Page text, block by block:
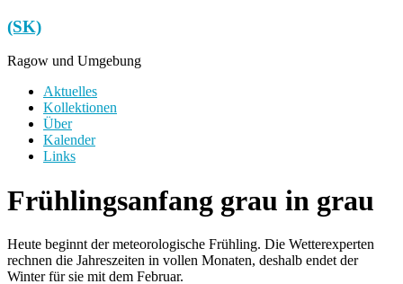
Zum
Inhalt
springen
(SK)
Ragow und Umgebung
Menü
Aktuelles
Kollektionen
Über
Kalender
Links
Frühlingsanfang grau in grau
Heute beginnt der meteorologische Frühling. Die Wetterexperten
rechnen die Jahreszeiten in vollen Monaten, deshalb endet der
Winter für sie mit dem Februar.